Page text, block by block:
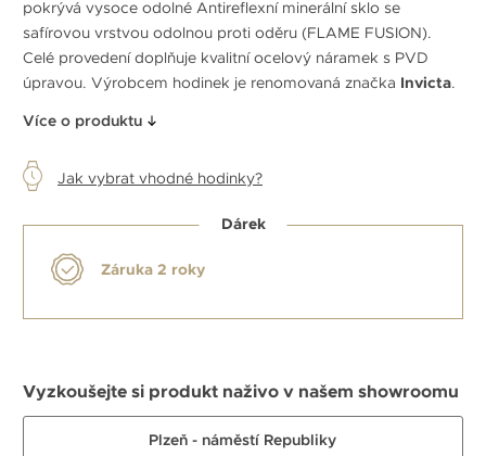
pokrývá vysoce odolné Antireflexní minerální sklo se
safírovou vrstvou odolnou proti oděru (FLAME FUSION).
Celé provedení doplňuje kvalitní ocelový náramek s PVD
úpravou. Výrobcem hodinek je renomovaná značka Invicta.
Více o produktu
Jak vybrat vhodné hodinky?
Dárek
Záruka 2 roky
Vyzkoušejte si produkt naživo v našem showroomu
Plzeň - náměstí Republiky